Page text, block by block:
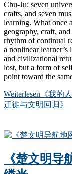
Chu-Ju: seven
crafts, and seven
learning. What once
geography, craft,
rhythm of continual
a nonlinear
and civilizational
lost, but a form of
point toward the
Weiterlesen 《我的
迁徙与文明回归》
《楚文明